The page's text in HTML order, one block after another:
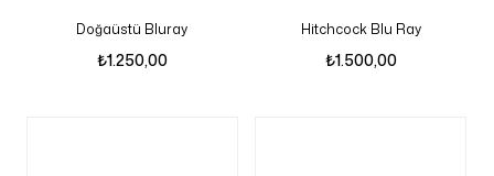
Doğaüstü Bluray
₺1.250,00
Hitchcock Blu Ray
₺1.500,00